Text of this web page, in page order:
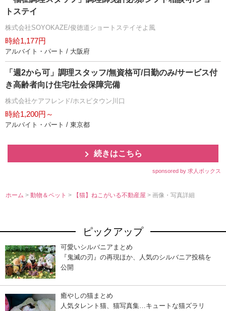
トステイ
株式会社SOYOKAZE/俊徳道ショートステイそよ風
時給1,177円
アルバイト・パート / 大阪府
「週2から可」調理スタッフ/無資格可/日勤のみ/サービス付
き高齢者向け住宅/社会保障完備
株式会社ケアフレンド/ホスピタウン川口
時給1,200円～
アルバイト・パート / 東京都
続きはこちら
sponsored by 求人ボックス
ホーム >動物＆ペット> 【猫】ねこがいる不動産屋> 画像・写真詳細
ピックアップ
可愛いシルバニアまとめ
『鬼滅の刃』の再現ほか、人気のシルバニア投稿を
公開
癒やしの猫まとめ
人気タレント猫、猫写真集…キュートな猫ズラリ